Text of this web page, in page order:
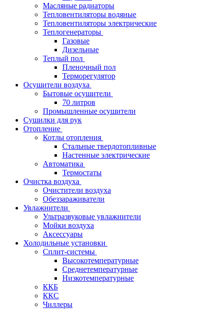
Масляные радиаторы
Тепловентиляторы водяные
Тепловентиляторы электрические
Теплогенераторы
Газовые
Дизельные
Теплый пол
Пленочный пол
Терморегулятор
Осушители воздуха
Бытовые осушители
70 литров
Промышленные осушители
Сушилки для рук
Отопление
Котлы отопления
Стальные твердотопливные
Настенные электрические
Автоматика
Термостаты
Очистка воздуха
Очистители воздуха
Обеззараживатели
Увлажнители
Ультразвуковые увлажнители
Мойки воздуха
Аксессуары
Холодильные установки
Сплит-системы
Высокотемпературные
Среднетемпературные
Низкотемпературные
ККБ
ККС
Чиллеры